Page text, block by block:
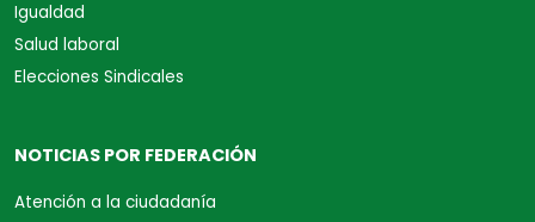
Igualdad
Salud laboral
Elecciones Sindicales
NOTICIAS POR FEDERACIÓN
Atención a la ciudadanía